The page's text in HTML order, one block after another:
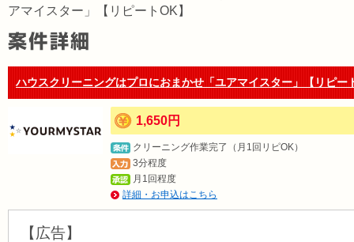
アマイスター」【リピートOK】
ハウスクリーニングはプロにおまかせ「ユアマイスター」【リピー
1,650円
クリーニング作業完了（月1回リピOK）
3分程度
月1回程度
詳細・お申込はこちら
【広告】